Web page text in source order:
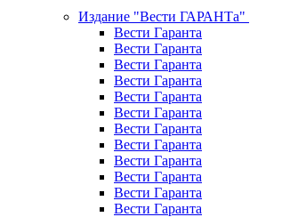
Издание "Вести ГАРАНТа"
Вести Гаранта
Вести Гаранта
Вести Гаранта
Вести Гаранта
Вести Гаранта
Вести Гаранта
Вести Гаранта
Вести Гаранта
Вести Гаранта
Вести Гаранта
Вести Гаранта
Вести Гаранта